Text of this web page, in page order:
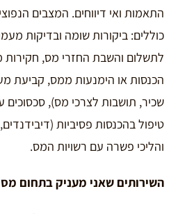
התאמות ואי דיווחים. המצבים
כוללים: ביקורות שומה ובדיקות
לתשלום והשבת החזרי מס,
הכנסות או הימנעות ממס, קביעת
שכיר, תושבות לצרכי מס), סכסוכים
טיפול בהכנסות פסיביות
והליכי פשרה עם רשויות המס.
השירותים שאני מעניק בתחום